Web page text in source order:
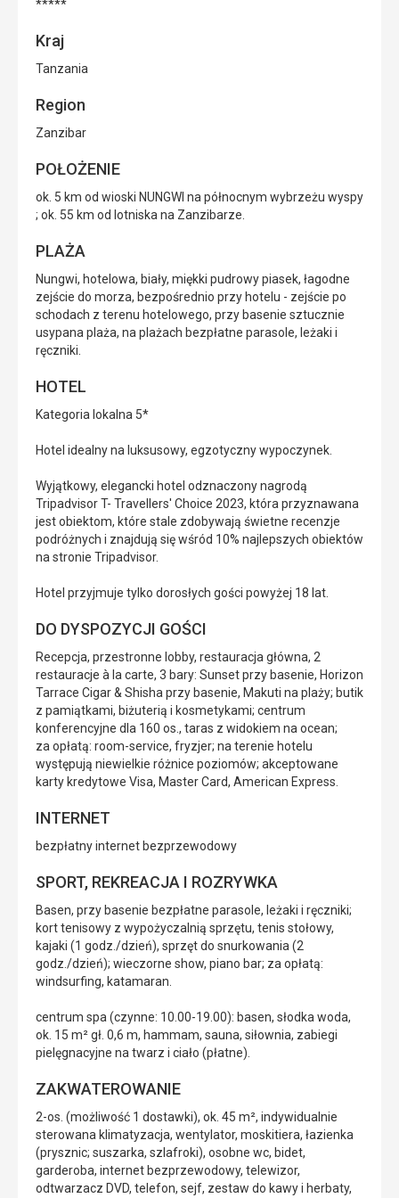
*****
Kraj
Tanzania
Region
Zanzibar
POŁOŻENIE
ok. 5 km od wioski NUNGWI na północnym wybrzeżu wyspy
; ok. 55 km od lotniska na Zanzibarze.
PLAŻA
Nungwi, hotelowa, biały, miękki pudrowy piasek, łagodne
zejście do morza, bezpośrednio przy hotelu - zejście po
schodach z terenu hotelowego, przy basenie sztucznie
usypana plaża, na plażach bezpłatne parasole, leżaki i
ręczniki.
HOTEL
Kategoria lokalna 5*
Hotel idealny na luksusowy, egzotyczny wypoczynek.
Wyjątkowy, elegancki hotel odznaczony nagrodą
Tripadvisor T- Travellers' Choice 2023, która przyznawana
jest obiektom, które stale zdobywają świetne recenzje
podróżnych i znajdują się wśród 10% najlepszych obiektów
na stronie Tripadvisor.
Hotel przyjmuje tylko dorosłych gości powyżej 18 lat.
DO DYSPOZYCJI GOŚCI
Recepcja, przestronne lobby, restauracja główna, 2
restauracje à la carte, 3 bary: Sunset przy basenie, Horizon
Tarrace Cigar & Shisha przy basenie, Makuti na plaży; butik
z pamiątkami, biżuterią i kosmetykami; centrum
konferencyjne dla 160 os., taras z widokiem na ocean;
za opłatą: room-service, fryzjer; na terenie hotelu
występują niewielkie różnice poziomów; akceptowane
karty kredytowe Visa, Master Card, American Express.
INTERNET
bezpłatny internet bezprzewodowy
SPORT, REKREACJA I ROZRYWKA
Basen, przy basenie bezpłatne parasole, leżaki i ręczniki;
kort tenisowy z wypożyczalnią sprzętu, tenis stołowy,
kajaki (1 godz./dzień), sprzęt do snurkowania (2
godz./dzień); wieczorne show, piano bar; za opłatą:
windsurfing, katamaran.
centrum spa (czynne: 10.00-19.00): basen, słodka woda,
ok. 15 m² gł. 0,6 m, hammam, sauna, siłownia, zabiegi
pielęgnacyjne na twarz i ciało (płatne).
ZAKWATEROWANIE
2-os. (możliwość 1 dostawki), ok. 45 m², indywidualnie
sterowana klimatyzacja, wentylator, moskitiera, łazienka
(prysznic; suszarka, szlafroki), osobne wc, bidet,
garderoba, internet bezprzewodowy, telewizor,
odtwarzacz DVD, telefon, sejf, zestaw do kawy i herbaty,